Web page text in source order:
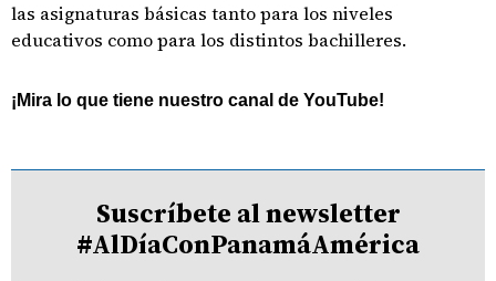
las asignaturas básicas tanto para los niveles
educativos como para los distintos bachilleres.
¡Mira lo que tiene nuestro canal de YouTube!
Suscríbete al newsletter
#AlDíaConPanamáAmérica